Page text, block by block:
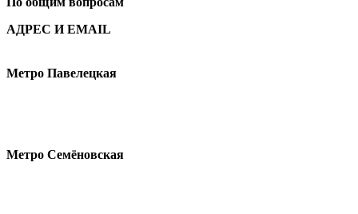
АДРЕС И EMAIL
Метро Павелецкая
Метро Семёновская